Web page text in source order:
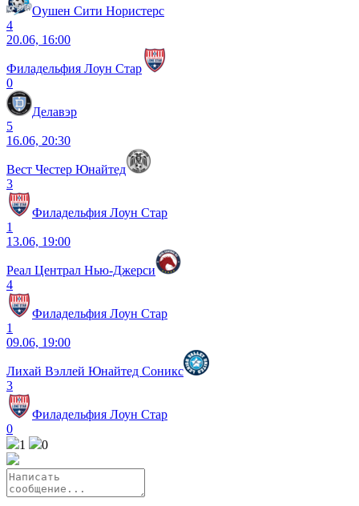
Оушен Сити Нористерс
4
20.06, 16:00
Филадельфия Лоун Стар
0
Делавэр
5
16.06, 20:30
Вест Честер Юнайтед
3
Филадельфия Лоун Стар
1
13.06, 19:00
Реал Централ Нью-Джерси
4
Филадельфия Лоун Стар
1
09.06, 19:00
Лихай Вэллей Юнайтед Соникс
3
Филадельфия Лоун Стар
0
1
0